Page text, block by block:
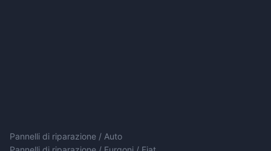
Pannelli di riparazione / Auto